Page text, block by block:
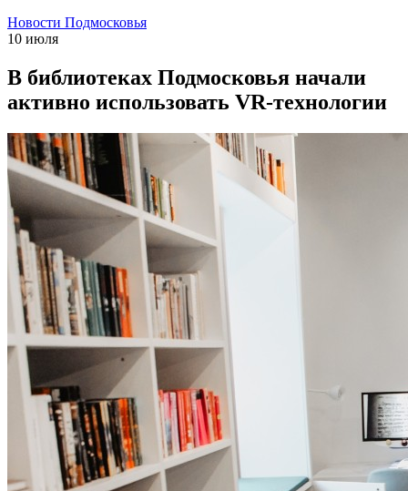
Новости Подмосковья
10 июля
В библиотеках Подмосковья начали
активно использовать VR-технологии